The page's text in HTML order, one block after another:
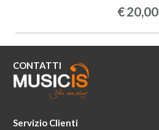
€20,00
CONTATTI
Servizio Clienti